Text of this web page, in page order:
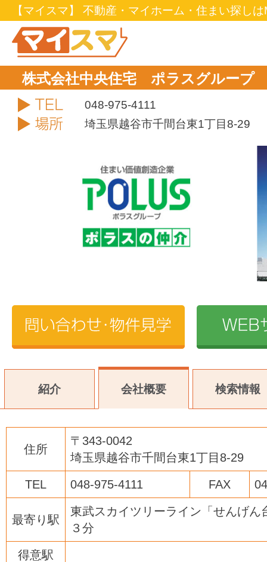
【マイスマ】 不動産・マイホーム・住まい探し
株式会社中央住宅 ポラスグループ
TEL048-975-4111
住所埼玉県越谷市千間台東1丁目8-29
紹介 会社概要 検索情報
住所
〒343-0042
埼玉県越谷市千間台東1丁目8-29
TEL 048-975-4111 FAX
最寄り駅
東武スカイツリーライン「せんげん
３分
得意駅